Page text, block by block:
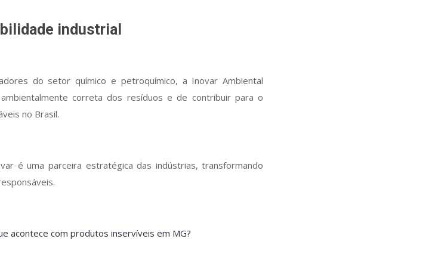
industrial
do setor químico e petroquímico, a Inovar Ambiental
correta dos resíduos e de contribuir para o
no Brasil.
é uma parceira estratégica das indústrias, transformando
acontece com produtos inservíveis em MG?